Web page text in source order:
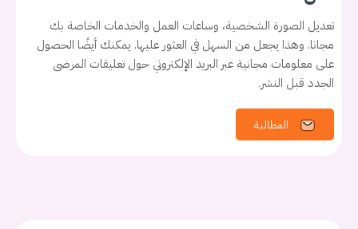
يجب عليك تسجيل الدخول حتى يمكنك طرح سؤال.
تعديل الصورة الشخصية، وساعات العمل والخدمات الخاصة بك
مجانا. وهذا يجعل من السهل في العثور عليها. يمكنك أيضًا الحصول
على معلومات مجانية عبر البريد الإلكتروني حول تعليقات المرضى
الجدد قبل النشر.
المطالبة